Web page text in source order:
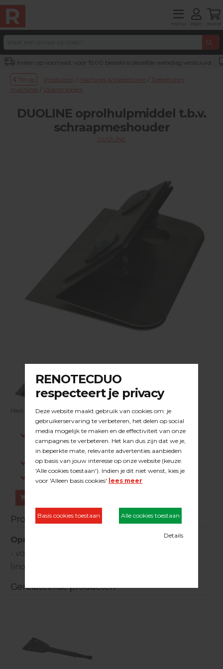
menu login mand
Indien op voorraad, voor 15:00 besteld is dezelfde werkdag verstuurd
Terug Producten / Machines & toebehoren / Toebehoren
machines / Vloerstrippers
DUOLINE oprolhulpmiddel t.b.v.
schraapmeshouder
DUOLINE
Merk: DUOLINE | Artikelnummer:23.33.048
Indien op voorraad, voor 15:00 besteld is
dezelfde werkdag verstuurd.
Gratis verzending in NL vanaf €200,-
Log in om prijzen te zien.
Productinformatie
Oprolhulpmiddel tbv schraapmeshouder
- voor het verwijderen van tapijt, vinyl, PVC,
linoleum
Gerelateerde producten